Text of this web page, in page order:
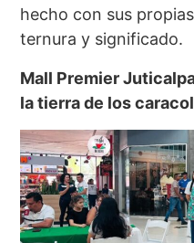
hecho con sus
ternura y significado.
Mall Premier
la tierra de los